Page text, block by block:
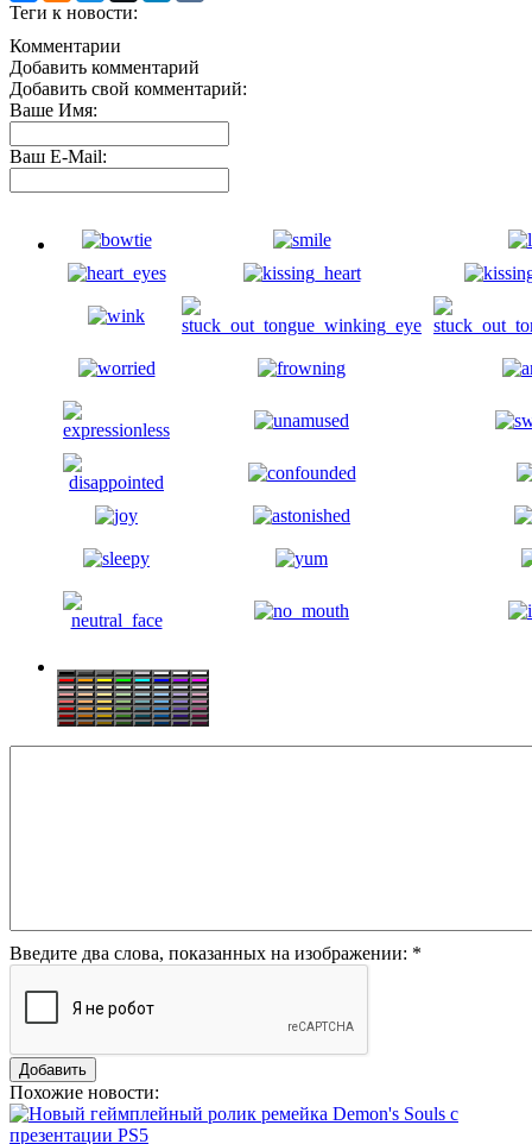
Теги к новости:
Комментарии
Добавить комментарий
Добавить свой комментарий:
Ваше Имя:
Ваш E-Mail:
Введите два слова, показанных на изображении: *
Похожие новости: